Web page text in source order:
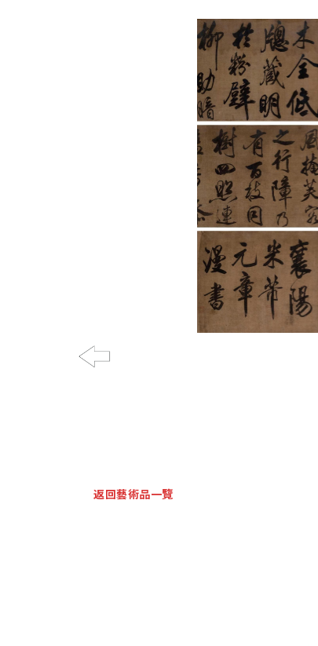
返回藝術品一覽